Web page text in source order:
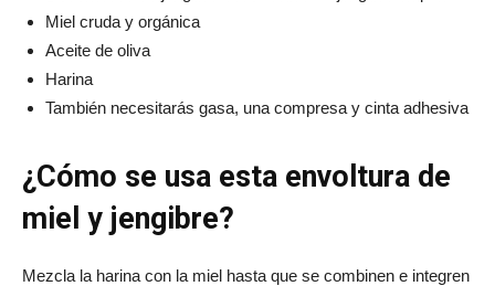
Miel cruda y orgánica
Aceite de oliva
Harina
También necesitarás gasa, una compresa y cinta adhesiva
¿Cómo se usa esta envoltura de
miel y jengibre?
Mezcla la harina con la miel hasta que se combinen e integren